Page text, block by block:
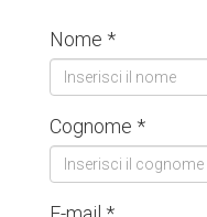
Nome *
Cognome *